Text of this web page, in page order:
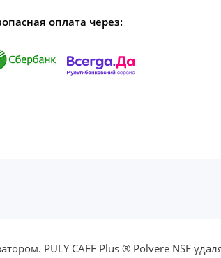
оплата через:
PULY CAFF Plus ® Polvere NSF